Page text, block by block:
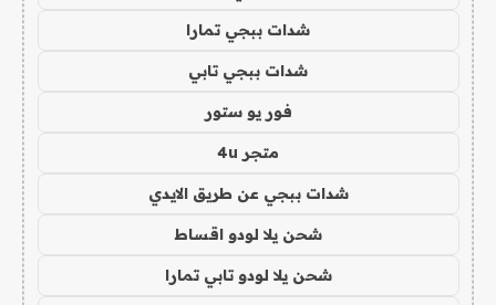
شدات ببجي تمارا
شدات ببجي تابي
فور يو ستور
متجر 4u
شدات ببجي عن طريق الايدي
شحن يلا لودو اقساط
شحن يلا لودو تابي تمارا